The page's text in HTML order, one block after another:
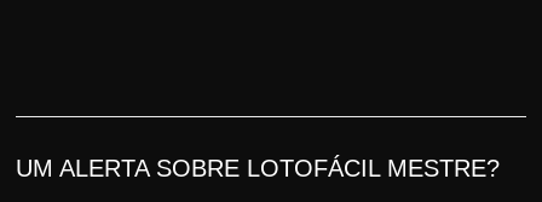
UM ALERTA SOBRE LOTOFÁCIL MESTRE?